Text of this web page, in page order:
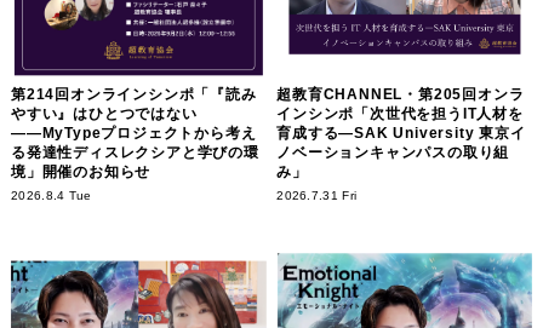
第214回オンラインシンポ「『読み
やすい』はひとつではない
――MyTypeプロジェクトから考え
る発達性ディスレクシアと学びの環
境」開催のお知らせ
2026.8.4 Tue
超教育CHANNEL・第205回オンラ
インシンポ「次世代を担うIT人材を
育成する―SAK University 東京イ
ノベーションキャンパスの取り組
み」
2026.7.31 Fri